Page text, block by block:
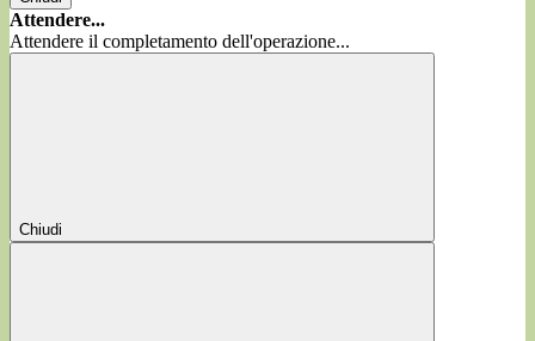
Attendere...
Attendere il completamento dell'operazione...
Chiudi